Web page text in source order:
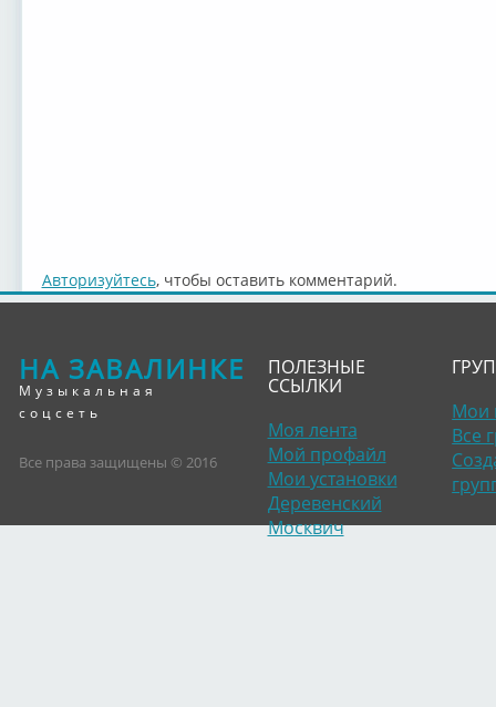
Авторизуйтесь, чтобы оставить комментарий.
НА ЗАВАЛИНКЕ
Музыкальная
соцсеть
Все права защищены © 2016
ПОЛЕЗНЫЕ
ССЫЛКИ
Моя лента
Мой профайл
Мои установки
Деревенский
Москвич
Мои
Все